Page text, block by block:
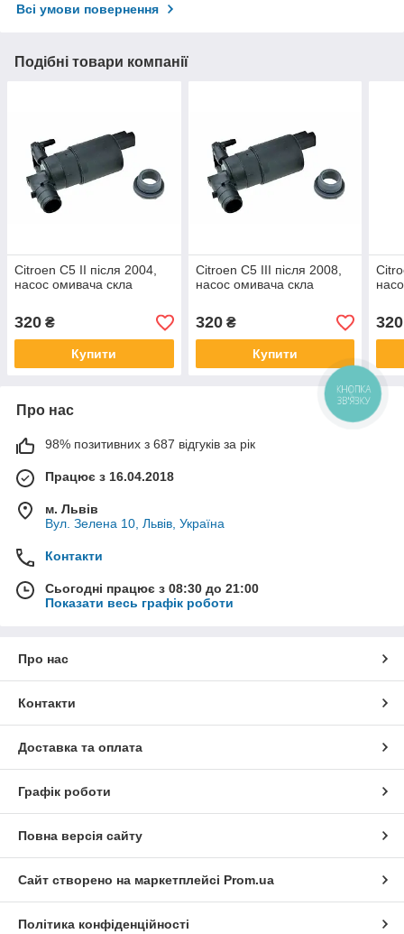
Всі умови повернення
Подібні товари компанії
Citroen C5 II після 2004,
насос омивача скла
320 ₴
Купити
Citroen C5 III після 2008,
насос омивача скла
320₴
Купити
320
Про нас
98% позитивних з 687 відгуків за рік
Працює з 16.04.2018
м. Львів
Вул. Зелена 10, Львів, Україна
Контакти
Сьогодні працює з 08:30 до 21:00
Показати весь графік роботи
Про нас
Контакти
Доставка та оплата
Графік роботи
Повна версія сайту
Сайт створено на маркетплейсі Prom.ua
Політика конфіденційності
КНОПКА
ЗВ'ЯЗКУ